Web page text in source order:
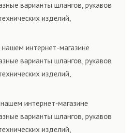
варианты шлангов, рукавов
изделий,
ГОСТам, техническим условиям
интернет-магазине
варианты шлангов, рукавов
изделий,
ГОСТам, техническим условиям
интернет-магазине
варианты шлангов, рукавов
изделий,